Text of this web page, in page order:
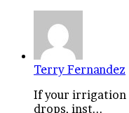
Terry Fernandez
If your irrigation
drops, inst...